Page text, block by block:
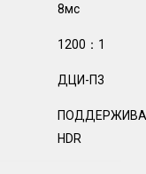
8мс
1200：1
ДЦИ-П3
HDR